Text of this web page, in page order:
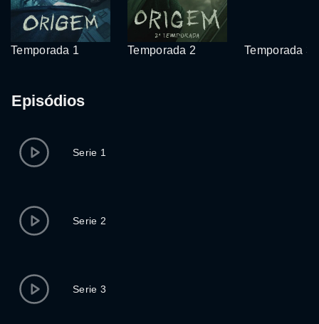
Temporada 1 Temporada 2 Temporada 3
Episódios
Serie 1
Serie 2
Serie 3